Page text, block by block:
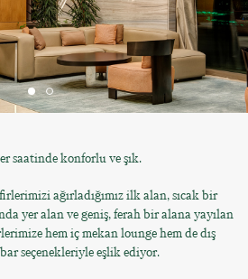
saatinde konforlu ve şık.
ağırladığımız ilk alan, sıcak bir
yer alan ve geniş, ferah bir alana yayılan
hem iç mekan lounge hem de dış
seçenekleriyle eşlik ediyor.